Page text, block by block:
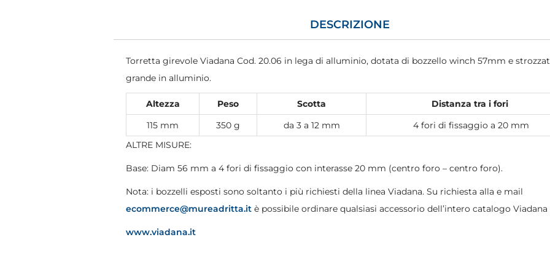
DESCRIZIONE
Torretta girevole Viadana Cod. 20.06 in lega di alluminio, dotata di bozzello winch 57mm e
grande in alluminio.
Altezza Peso Scotta
Distanza tra i fori
115 mm
350 g da 3 a 12 mm
4 fori di fissaggio a 20 mm
ALTRE MISURE:
Base: Diam 56 mm a 4 fori di fissaggio con interasse 20 mm (centro foro – centro foro).
Nota: i bozzelli esposti sono soltanto i più richiesti della linea Viadana. Su richiesta alla e mail
ecommerce@mureadritta.it è possibile ordinare qualsiasi accessorio dell’intero catalogo Viadana
www.viadana.it